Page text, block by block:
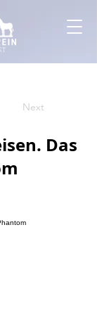
Next
Das